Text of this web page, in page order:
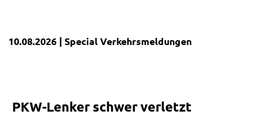
10.08.2026 | SpecialVerkehrsmeldungen
PKW-Lenker schwer verletzt